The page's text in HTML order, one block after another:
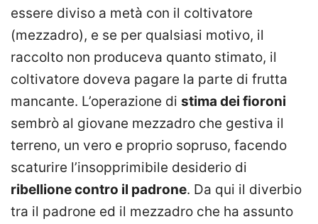
essere diviso a metà con il coltivatore
(mezzadro), e se per qualsiasi motivo, il
raccolto non produceva quanto stimato, il
coltivatore doveva pagare la parte di frutta
mancante. L’operazione di stima dei fioroni
sembrò al giovane mezzadro che gestiva il
terreno, un vero e proprio sopruso, facendo
scaturire l’insopprimibile desiderio di
ribellione contro il padrone. Da qui il diverbio
tra il padrone ed il mezzadro che ha assunto